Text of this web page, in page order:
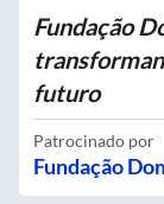
Fundação
futuro
Patrocinado por
Fundação